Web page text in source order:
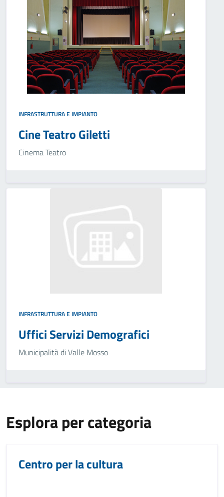
INFRASTRUTTURA E IMPIANTO
Cine Teatro Giletti
Cinema Teatro
INFRASTRUTTURA E IMPIANTO
Uffici Servizi Demografici
Municipalità di Valle Mosso
Esplora per categoria
Centro per la cultura